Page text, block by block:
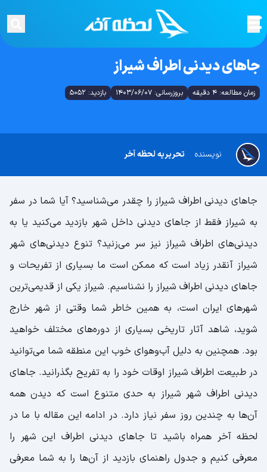
جاهای دیدنی اطراف شیراز
زمان مطالعه: 4 دقیقه بروزرسانی: 1403/06/07 بازدید: 5052
تحریریه لحظه آخر نویسنده
جاهای دیدنی اطراف شیراز را چقدر می‌شناسید؟ آیا شما در سفر
به شیراز فقط از جاهای دیدنی داخل شهر بازدید می‌کنید یا به
دیدنی‌های اطراف شیراز نیز سر می‌زنید؟ تنوع دیدنی‌های شهر
شیراز آنقدر زیاد است که ممکن است ما بسیاری از تفریحات و
جاهای دیدنی اطراف شیراز را نشناسیم. شیراز یکی از قدیمی‌ترین
شهرهای ایران است، به همین خاطر شما وقتی از شهر خارج
شوید، شاهد آثار تاریخی بسیاری از دوره‌های مختلف خواهید
بود. همچنین به دلیل آب‌وهوای خوب این منطقه شما می‌توانید
در طبیعت اطراف شیراز اوقات خود را به تفریح بگذرانید. جاهای
دیدنی اطراف شهر شیراز به حدی متنوع است که دیدن همه
آن‌ها به چندین روز سفر نیاز دارد. در ادامه این مقاله با ما در
لحظه آخر همراه باشید تا جاهای دیدنی اطراف این شهر را
معرفی کنیم و جدول راهنمای بازدید از آن‌ها را به شما معرفی